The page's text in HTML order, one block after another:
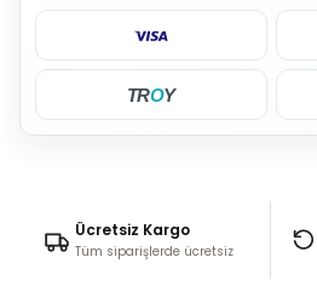
TROY
Ücretsiz Kargo
Tüm siparişlerde ücretsiz